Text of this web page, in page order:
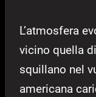
L’atmosfera
vicino quella
squillano nel
americana